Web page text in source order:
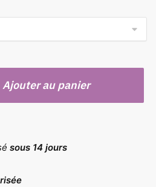
Ajouter au panier
sous 14 jours